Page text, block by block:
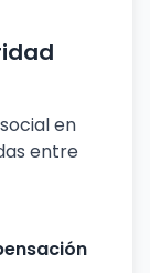
en
entre